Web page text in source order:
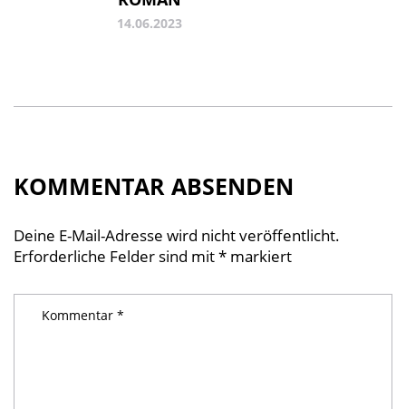
14.06.2023
KOMMENTAR ABSENDEN
Deine E-Mail-Adresse wird nicht veröffentlicht.
Erforderliche Felder sind mit* markiert